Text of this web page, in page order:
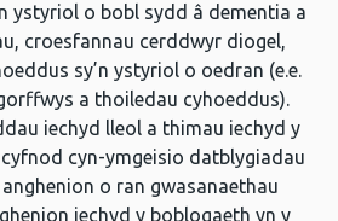
ystyriol o bobl sydd â dementia a
croesfannau cerddwyr diogel,
sy’n ystyriol o oedran (e.e.
a thoiledau cyhoeddus).
iechyd lleol a thimau iechyd y
cyn-ymgeisio datblygiadau
o ran gwasanaethau
iechyd y boblogaeth yn y